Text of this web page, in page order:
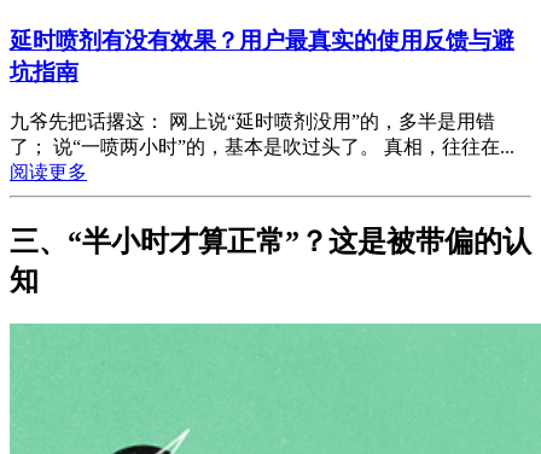
延时喷剂有没有效果？用户最真实的使用反馈与避
坑指南
九爷先把话撂这： 网上说“延时喷剂没用”的，多半是用错
了； 说“一喷两小时”的，基本是吹过头了。 真相，往往在...
阅读更多
三、“半小时才算正常”？这是被带偏的认
知